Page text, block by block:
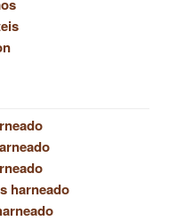
harneado